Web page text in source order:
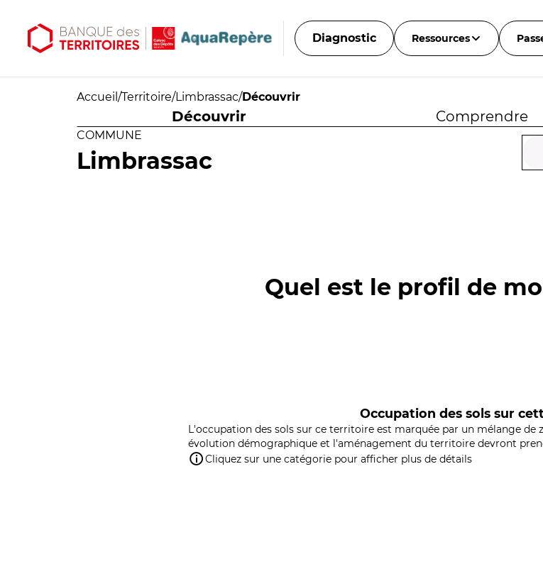
Diagnostic Ressources
Accueil /Territoire/Limbrassac/Découvrir
Découvrir Comprendre
COMMUNE
Limbrassac
Quel est le profil de
Occupation des sols sur
L'occupation des sols sur ce territoire est marquée par un mélange de
évolution démographique et l'aménagement du territoire devront
Cliquez sur une catégorie pour afficher plus de détails